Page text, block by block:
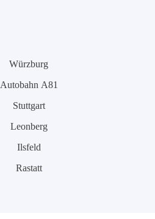
Würzburg
Autobahn A81
Stuttgart
Leonberg
Ilsfeld
Rastatt